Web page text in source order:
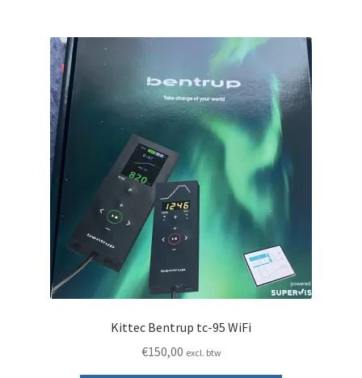
Kittec Bentrup tc-95 WiFi
€150,00 excl. btw